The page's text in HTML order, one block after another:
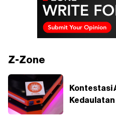
Z-Zone
Kontestasi
Kedaulatan